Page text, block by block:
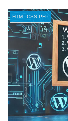
HTML.CSS.PHP